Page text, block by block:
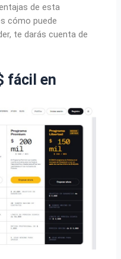
de esta
cómo puede
te darás cuenta de
fácil en